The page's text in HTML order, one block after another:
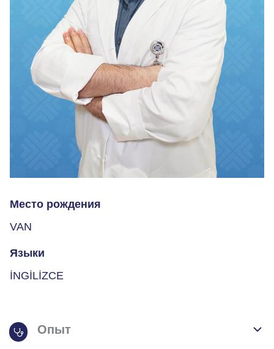
Место рождения
VAN
Языки
İNGİLİZCE
Опыт